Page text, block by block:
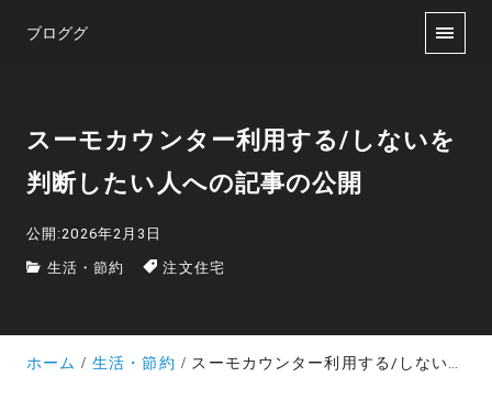
ブロググ
スーモカウンター利用する/しないを
判断したい人への記事の公開
公開:2026年2月3日
生活・節約 注文住宅
ホーム 生活・節約 スーモカウンター利用する/しないを判断したい人への記事の公開